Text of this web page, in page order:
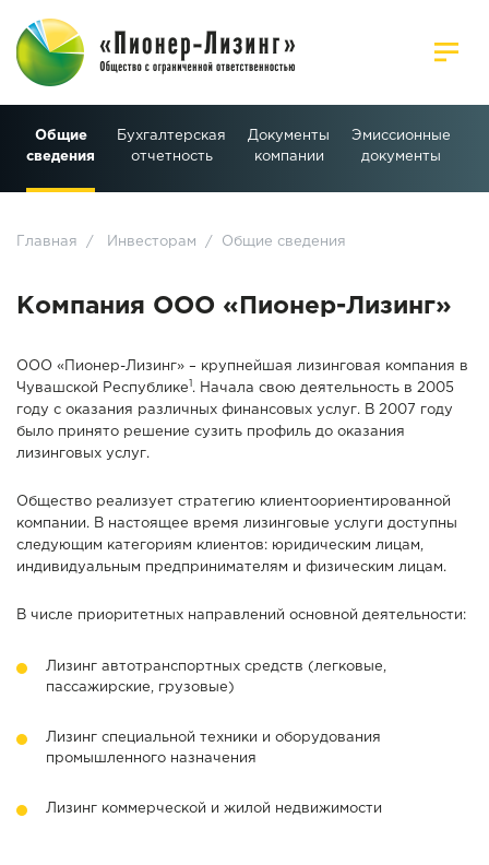
Общие
сведения
Бухгалтерская
отчетность
Документы
компании
Эмиссионные
документы
Главная / Инвесторам / Общие сведения
Компания ООО «Пионер-Лизинг»
ООО «Пионер-Лизинг» – крупнейшая лизинговая компания в
Чувашской Республике . Начала свою деятельность в 2005
году с оказания различных финансовых услуг. В 2007 году
было принято решение сузить профиль до оказания
лизинговых услуг.
Общество реализует стратегию клиентоориентированной
компании. В настоящее время лизинговые услуги доступны
следующим категориям клиентов: юридическим лицам,
индивидуальным предпринимателям и физическим лицам.
В числе приоритетных направлений основной деятельности:
Лизинг автотранспортных средств (легковые,
пассажирские, грузовые)
Лизинг специальной техники и оборудования
промышленного назначения
Лизинг коммерческой и жилой недвижимости